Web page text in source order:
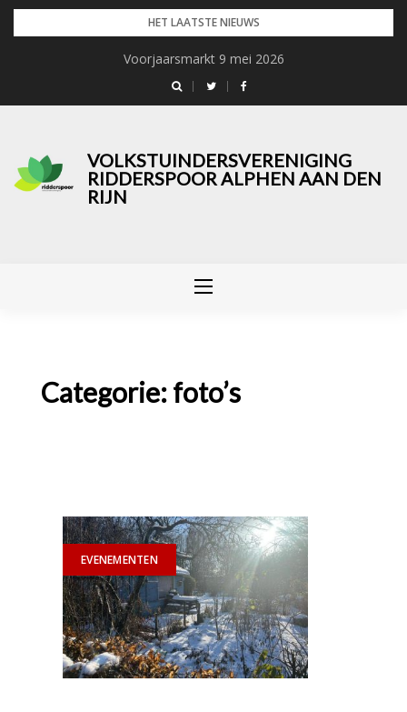
Skip
HET LAATSTE NIEUWS
Voorjaarsmarkt 9 mei 2026
VOLKSTUINDERSVERENIGING
RIDDERSPOOR ALPHEN AAN DEN
RIJN
Categorie:foto’s
EVENEMENTEN